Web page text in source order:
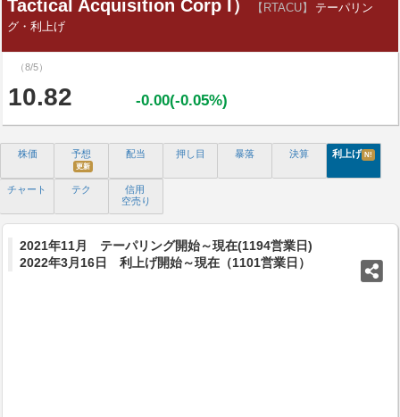
Tactical Acquisition Corp I）
【RTACU】
テーパリン
グ・利上げ
（8/5）
10.82 -0.00(-0.05%)
株価 予想
更新
配当 押し目 暴落 決算 利上げ N!
チャート テク
信用
空売り
2021年11月 テーパリング開始～現在(1194営業日)
2022年3月16日 利上げ開始～現在（1101営業日）